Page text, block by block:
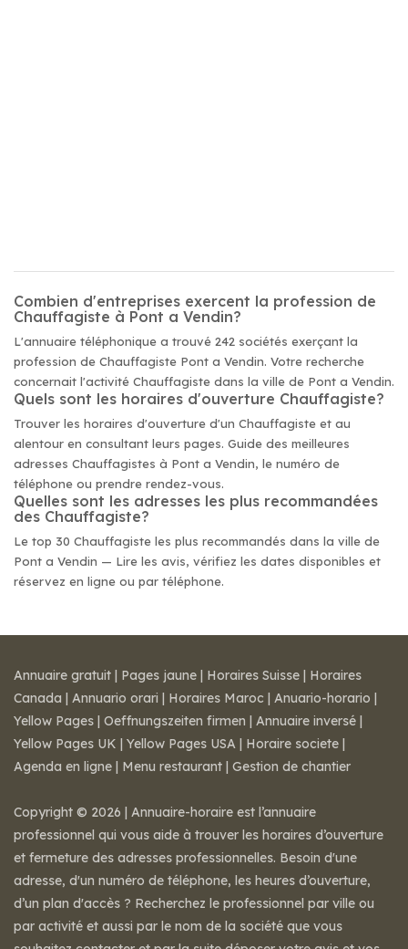
Combien d'entreprises exercent la profession de
Chauffagiste à Pont a Vendin?
L'annuaire téléphonique a trouvé 242 sociétés exerçant la
profession de Chauffagiste Pont a Vendin. Votre recherche
concernait l'activité Chauffagiste dans la ville de Pont a Vendin.
Quels sont les horaires d'ouverture Chauffagiste?
Trouver les horaires d'ouverture d'un Chauffagiste et au
alentour en consultant leurs pages. Guide des meilleures
adresses Chauffagistes à Pont a Vendin, le numéro de
téléphone ou prendre rendez-vous.
Quelles sont les adresses les plus recommandées
des Chauffagiste?
Le top 30 Chauffagiste les plus recommandés dans la ville de
Pont a Vendin — Lire les avis, vérifiez les dates disponibles et
réservez en ligne ou par téléphone.
Annuaire gratuit | Pages jaune | Horaires Suisse | Horaires
Canada | Annuario orari | Horaires Maroc | Anuario-horario |
Yellow Pages | Oeffnungszeiten firmen | Annuaire inversé |
Yellow Pages UK | Yellow Pages USA | Horaire societe |
Agenda en ligne | Menu restaurant | Gestion de chantier
Copyright © 2026 | Annuaire-horaire est l’annuaire
professionnel qui vous aide à trouver les horaires d’ouverture
et fermeture des adresses professionnelles. Besoin d'une
adresse, d'un numéro de téléphone, les heures d’ouverture,
d’un plan d'accès ? Recherchez le professionnel par ville ou
par activité et aussi par le nom de la société que vous